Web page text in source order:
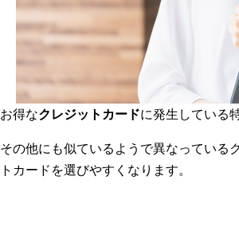
お得なクレジットカードに発生している
その他にも似ているようで異なっている
トカードを選びやすくなります。